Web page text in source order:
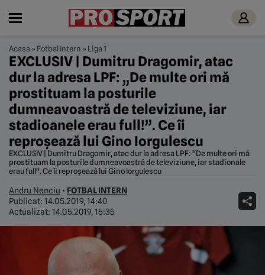
Acasa » Fotbal Intern » Liga 1
EXCLUSIV | Dumitru Dragomir, atac
dur la adresa LPF: „De multe ori mă
prostituam la posturile
dumneavoastră de televiziune, iar
stadioanele erau full!”. Ce îi
reproșează lui Gino Iorgulescu
EXCLUSIV | Dumitru Dragomir, atac dur la adresa LPF: "De multe ori mă
prostituam la posturile dumneavoastră de televiziune, iar stadionale
erau full". Ce îi reproșează lui Gino Iorgulescu
Andru Nenciu • FOTBAL INTERN
Publicat: 14.05.2019, 14:40
Actualizat: 14.05.2019, 15:35